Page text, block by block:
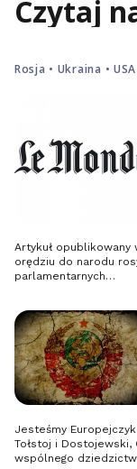
Czytaj
Rosja • Ukraina • USA
Artykuł opublikowany
orędziu do narodu
parlamentarnych…
Jesteśmy
Tołstoj i Dostojewski,
wspólnego